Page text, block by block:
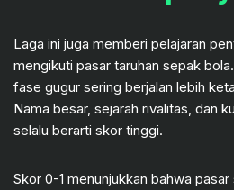
Laga ini juga memberi pelajaran
mengikuti pasar taruhan sepak
fase gugur sering berjalan lebih
Nama besar, sejarah rivalitas, dan
selalu berarti skor tinggi.
Skor 0-1 menunjukkan bahwa